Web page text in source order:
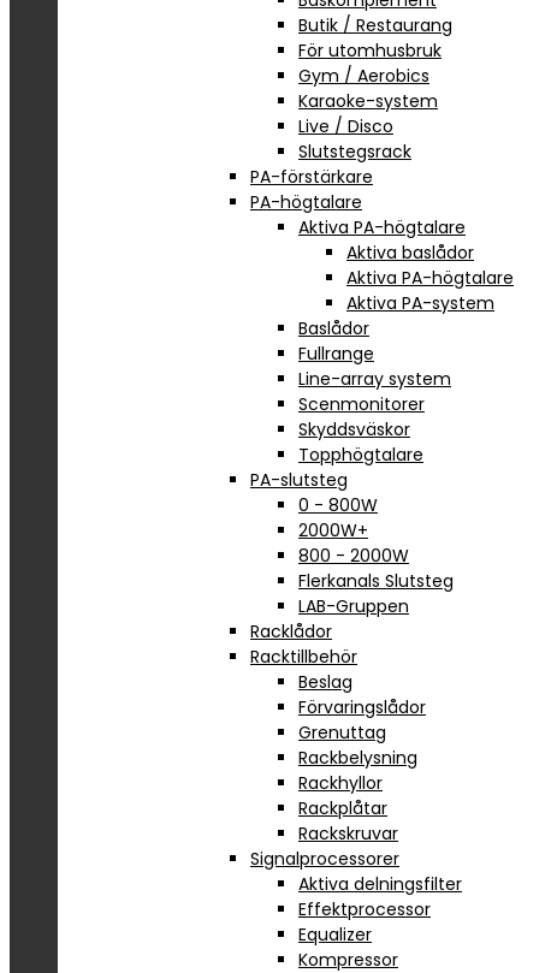
Butik / Restaurang
För utomhusbruk
Gym / Aerobics
Karaoke-system
Live / Disco
Slutstegsrack
PA-förstärkare
PA-högtalare
Aktiva PA-högtalare
Aktiva baslådor
Aktiva PA-högtalare
Aktiva PA-system
Baslådor
Fullrange
Line-array system
Scenmonitorer
Skyddsväskor
Topphögtalare
PA-slutsteg
0 - 800W
2000W+
800 - 2000W
Flerkanals Slutsteg
LAB-Gruppen
Racklådor
Racktillbehör
Beslag
Förvaringslådor
Grenuttag
Rackbelysning
Rackhyllor
Rackplåtar
Rackskruvar
Signalprocessorer
Aktiva delningsfilter
Effektprocessor
Equalizer
Kompressor